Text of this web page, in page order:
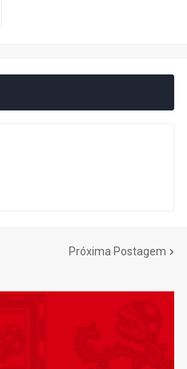
Próxima Postagem